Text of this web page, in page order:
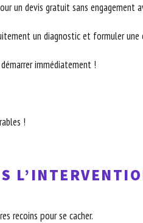
un devis gratuit sans engagement
un diagnostic et formuler
immédiatement !
!
recoins pour se cacher.